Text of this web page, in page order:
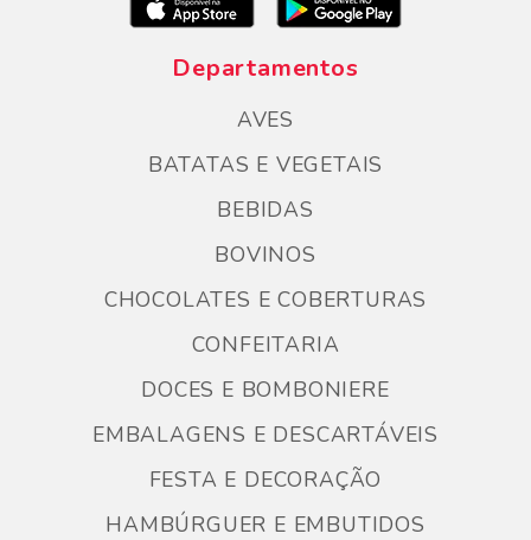
Departamentos
AVES
BATATAS E VEGETAIS
BEBIDAS
BOVINOS
CHOCOLATES E COBERTURAS
CONFEITARIA
DOCES E BOMBONIERE
EMBALAGENS E DESCARTÁVEIS
FESTA E DECORAÇÃO
HAMBÚRGUER E EMBUTIDOS